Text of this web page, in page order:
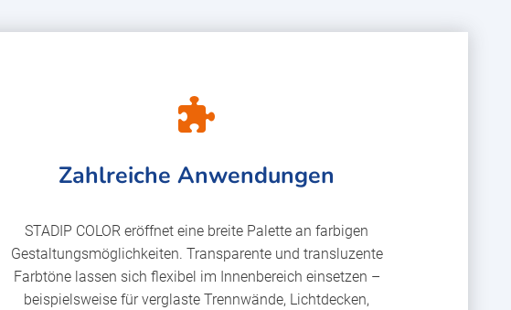
Zahlreiche Anwendungen
STADIP COLOR eröffnet eine breite Palette an farbigen
Gestaltungsmöglichkeiten. Transparente und transluzente
Farbtöne lassen sich flexibel im Innenbereich einsetzen –
beispielsweise für verglaste Trennwände, Lichtdecken,